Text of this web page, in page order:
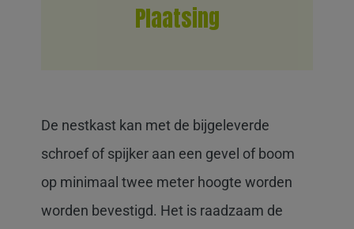
Plaatsing
De nestkast kan met de bijgeleverde
schroef of spijker aan een gevel of boom
op minimaal twee meter hoogte worden
worden bevestigd. Het is raadzaam de